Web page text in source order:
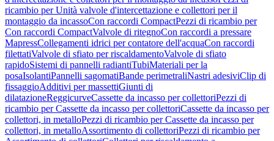
ricambio per Unità valvole d'intercettazione e collettori per il
montaggio da incassoCon raccordi CompactPezzi di ricambio per
Con raccordi CompactValvole di ritegnoCon raccordi a pressare
MapressCollegamenti idrici per contatore dell'acquaCon raccordi
filettatiValvole di sfiato per riscaldamentoValvole di sfiato
rapidoSistemi di pannelli radiantiTubiMateriali per la
posaIsolantiPannelli sagomatiBande perimetraliNastri adesiviClip di
fissaggioAdditivi per massettiGiunti di
dilatazioneReggicurveCassette da incasso per collettoriPezzi di
ricambio per Cassette da incasso per collettoriCassette da incasso per
collettori, in metalloPezzi di ricambio per Cassette da incasso per
collettori, in metalloAssortimento di collettoriPezzi di ricambio per